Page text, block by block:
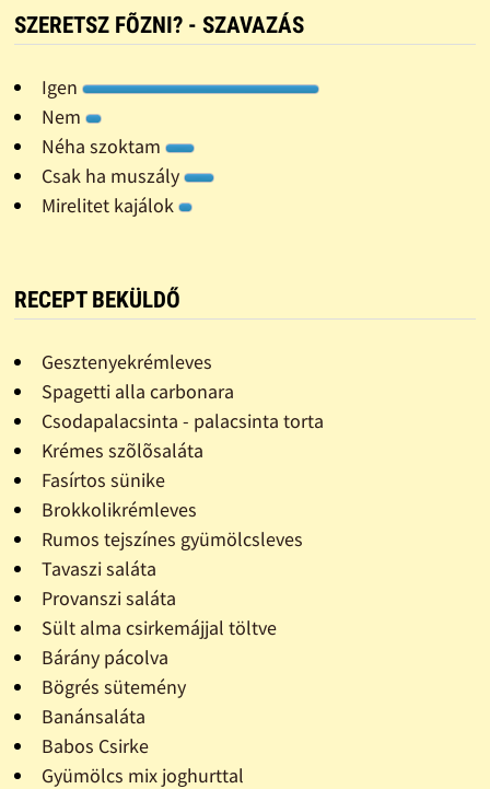
SZERETSZ FÕZNI? - SZAVAZÁS
Igen
Nem
Néha szoktam
Csak ha muszály
Mirelitet kajálok
RECEPT BEKÜLDŐ
Gesztenyekrémleves
Spagetti alla carbonara
Csodapalacsinta - palacsinta torta
Krémes szõlõsaláta
Fasírtos sünike
Brokkolikrémleves
Rumos tejszínes gyümölcsleves
Tavaszi saláta
Provanszi saláta
Sült alma csirkemájjal töltve
Bárány pácolva
Bögrés sütemény
Banánsaláta
Babos Csirke
Gyümölcs mix joghurttal